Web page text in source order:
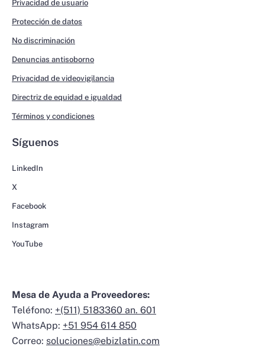
Privacidad de usuario
Protección de datos
No discriminación
Denuncias antisoborno
Privacidad de videovigilancia
Directriz de equidad e igualdad
Términos y condiciones
Síguenos
LinkedIn
X
Facebook
Instagram
YouTube
Mesa de Ayuda a Proveedores:
Teléfono: +(511) 5183360 an. 601
WhatsApp: +51 954 614 850
Correo: soluciones@ebizlatin.com